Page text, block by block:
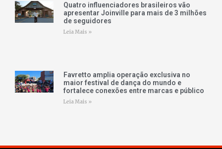
Quatro influenciadores brasileiros vão
apresentar Joinville para mais de 3 milhões
de seguidores
Leia Mais »
Favretto amplia operação exclusiva no
maior festival de dança do mundo e
fortalece conexões entre marcas e público
Leia Mais »